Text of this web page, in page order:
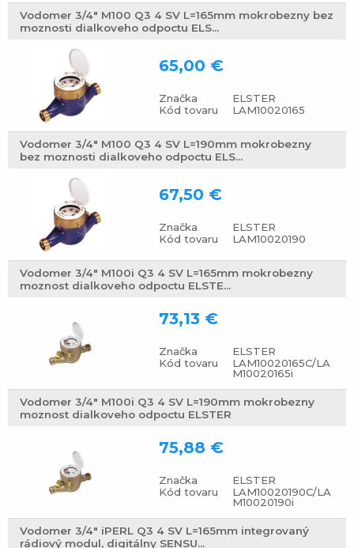
Vodomer 3/4" M100 Q3 4 SV L=165mm mokrobezny bez
moznosti dialkoveho odpoctu ELS...
Značka
ELSTER
Kód tovaru
LAM10020165
65,00 €
Vodomer 3/4" M100 Q3 4 SV L=190mm mokrobezny
bez moznosti dialkoveho odpoctu ELS...
Značka
ELSTER
Kód tovaru
LAM10020190
67,50 €
Vodomer 3/4" M100i Q3 4 SV L=165mm mokrobezny
moznost dialkoveho odpoctu ELSTE...
Značka
ELSTER
Kód tovaru
LAM10020165C/LA
M10020165i
73,13 €
Vodomer 3/4" M100i Q3 4 SV L=190mm mokrobezny
moznost dialkoveho odpoctu ELSTER
Značka
ELSTER
Kód tovaru
LAM10020190C/LA
M10020190i
75,88 €
Vodomer 3/4" iPERL Q3 4 SV L=165mm integrovaný
rádiový modul, digitálny SENSU...